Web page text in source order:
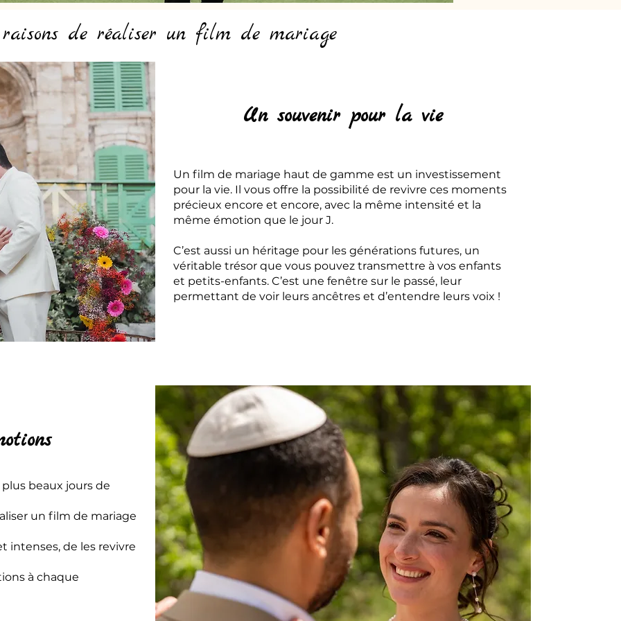
de réaliser un film de mariage
Un souvenir pour la vie
Un film de mariage haut de gamme est un investissement
pour la vie. Il vous offre la possibilité de revivre ces moments
précieux encore et encore, avec la même intensité et la
même émotion que le jour J.
C’est aussi un héritage pour les générations futures, un
véritable trésor que vous pouvez transmettre à vos enfants
et petits-enfants. C’est une fenêtre sur le passé, leur
permettant de voir leurs ancêtres et d’entendre leurs voix !
beaux jours de
un film de mariage
intenses, de les revivre
à chaque